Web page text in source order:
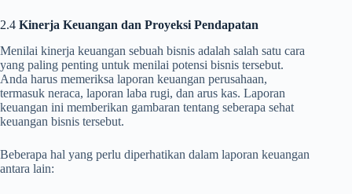
2.4 Kinerja Keuangan dan Proyeksi Pendapatan
Menilai kinerja keuangan sebuah bisnis adalah salah satu cara
yang paling penting untuk menilai potensi bisnis tersebut.
Anda harus memeriksa laporan keuangan perusahaan,
termasuk neraca, laporan laba rugi, dan arus kas. Laporan
keuangan ini memberikan gambaran tentang seberapa sehat
keuangan bisnis tersebut.
Beberapa hal yang perlu diperhatikan dalam laporan keuangan
antara lain: